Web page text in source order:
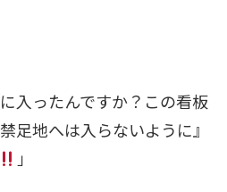
入ったんですか？この看板
足地へは入らないように』
」